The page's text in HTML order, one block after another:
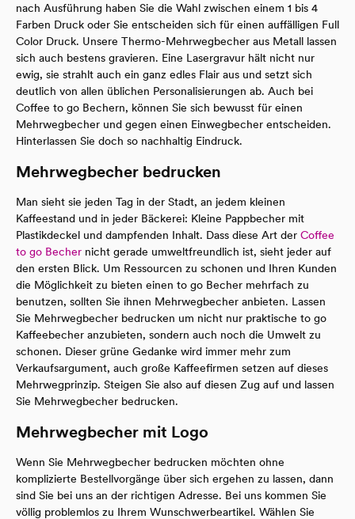
nach Ausführung haben Sie die Wahl zwischen einem 1 bis 4
Farben Druck oder Sie entscheiden sich für einen auffälligen Full
Color Druck. Unsere Thermo-Mehrwegbecher aus Metall lassen
sich auch bestens gravieren. Eine Lasergravur hält nicht nur
ewig, sie strahlt auch ein ganz edles Flair aus und setzt sich
deutlich von allen üblichen Personalisierungen ab. Auch bei
Coffee to go Bechern, können Sie sich bewusst für einen
Mehrwegbecher und gegen einen Einwegbecher entscheiden.
Hinterlassen Sie doch so nachhaltig Eindruck.
Mehrwegbecher bedrucken
Man sieht sie jeden Tag in der Stadt, an jedem kleinen
Kaffeestand und in jeder Bäckerei: Kleine Pappbecher mit
Plastikdeckel und dampfenden Inhalt. Dass diese Art der Coffee
to go Becher nicht gerade umweltfreundlich ist, sieht jeder auf
den ersten Blick. Um Ressourcen zu schonen und Ihren Kunden
die Möglichkeit zu bieten einen to go Becher mehrfach zu
benutzen, sollten Sie ihnen Mehrwegbecher anbieten. Lassen
Sie Mehrwegbecher bedrucken um nicht nur praktische to go
Kaffeebecher anzubieten, sondern auch noch die Umwelt zu
schonen. Dieser grüne Gedanke wird immer mehr zum
Verkaufsargument, auch große Kaffeefirmen setzen auf dieses
Mehrwegprinzip. Steigen Sie also auf diesen Zug auf und lassen
Sie Mehrwegbecher bedrucken.
Mehrwegbecher mit Logo
Wenn Sie Mehrwegbecher bedrucken möchten ohne
komplizierte Bestellvorgänge über sich ergehen zu lassen, dann
sind Sie bei uns an der richtigen Adresse. Bei uns kommen Sie
völlig problemlos zu Ihrem Wunschwerbeartikel. Wählen Sie